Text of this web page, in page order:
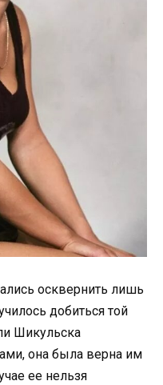
осквернить лишь
добиться той
Шикульска
она была верна им
ее нельзя